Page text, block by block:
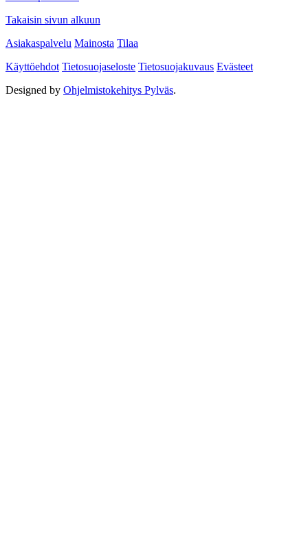
Takaisin sivun alkuun
Asiakaspalvelu Mainosta Tilaa
Käyttöehdot Tietosuojaseloste Tietosuojakuvaus Evästeet
Designed by Ohjelmistokehitys Pylväs.